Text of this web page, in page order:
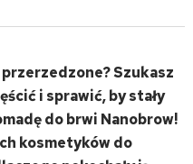
przerzedzone? Szukasz
i sprawić, by stały
do brwi Nanobrow!
kosmetyków do